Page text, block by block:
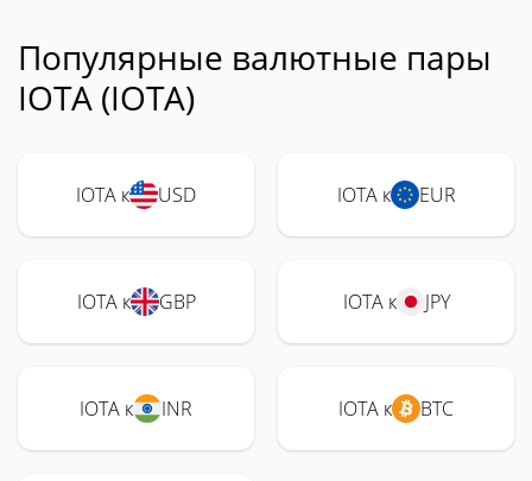
Популярные валютные пары
IOTA (IOTA)
IOTA к USD IOTA к EUR
IOTA к GBP IOTA к JPY
IOTA к INR IOTA к BTC